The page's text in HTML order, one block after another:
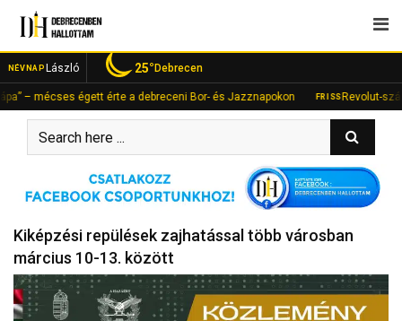
content
NÉVNAP László 25°Debrecen
égett érte a debreceni Bor- és Jazznapokon FRISS Revolut-számlán
Kiképzési repülések zajhatással több városban
március 10-13. között